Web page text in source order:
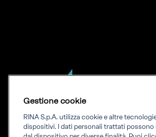
Our experience.
Gestione cookie
RINA S.p.A. utilizza cookie e altre
dispositivi. I dati personali trattati